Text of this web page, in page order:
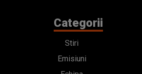
Categorii
Stiri
Emisiuni